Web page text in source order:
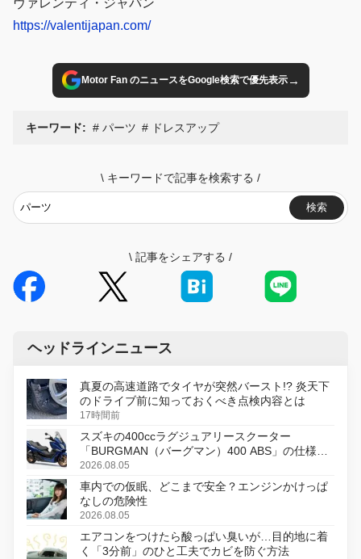
https://valentijapan.com/
Motor Fan のニュースをGoogle検索で優先表示→
キーワード: パーツ ドレスアップ
\ キーワードで記事を検索する /
検索
\ 記事をシェアする /
ヘッドラインニュース
真夏の高速道路でタイヤが突然バースト!? 炎天下
のドライブ前に知っておくべき点検内容とは
17時間前
スズキの400ccラグジュアリースクーター
「BURGMAN（バーグマン）400 ABS」の仕様を
変更し、8月18日に発売
2026.08.05
車内での仮眠、どこまで安全？エンジンかけっぱ
なしの危険性
2026.08.05
エアコンをつけたら酸っぱい臭いが…目的地に着
く「3分前」のひと工夫でカビを防ぐ方法